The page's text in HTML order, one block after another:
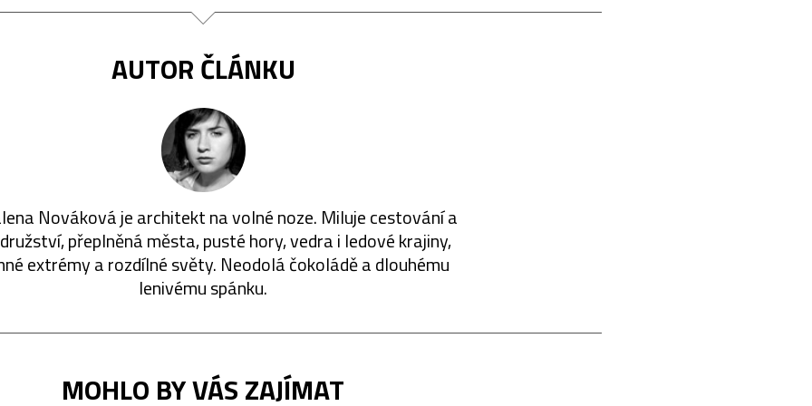
AUTOR ČLÁNKU
Nováková je architekt na volné noze. Miluje cestování a
přeplněná města, pusté hory, vedra i ledové krajiny,
extrémy a rozdílné světy. Neodolá čokoládě a dlouhému
lenivému spánku.
MOHLO BY VÁS ZAJÍMAT